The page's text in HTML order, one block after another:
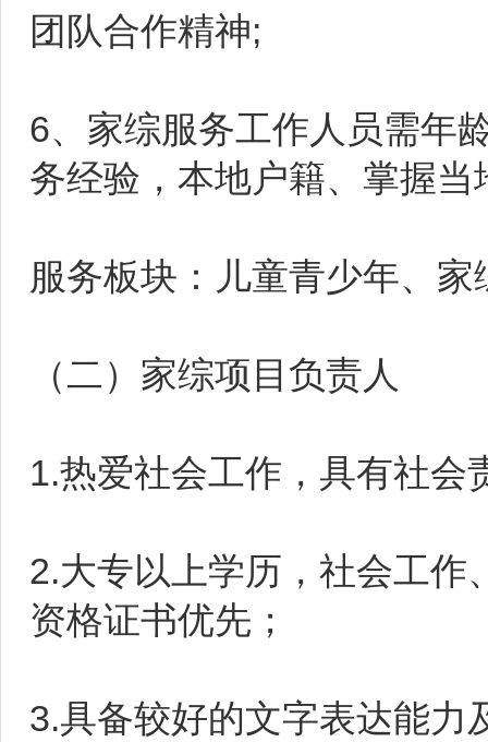
团队合作精神;
6、家综服务工作人员需年
务经验，本地户籍、掌握
服务板块：儿童青少年、家
（二）家综项目负责人
1.热爱社会工作，具有社会
2.大专以上学历，社会工作
资格证书优先；
3.具备较好的文字表达能力